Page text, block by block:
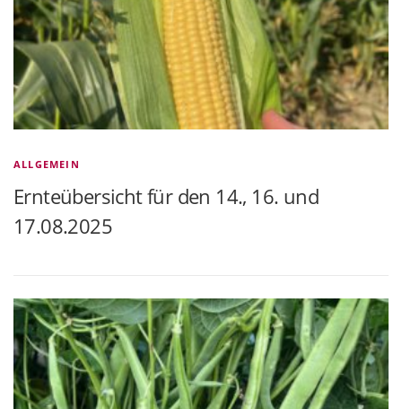
ALLGEMEIN
Ernteübersicht für den 14., 16. und
17.08.2025